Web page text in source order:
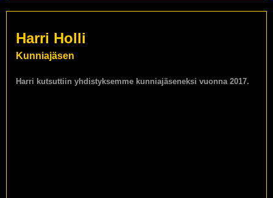
Harri Holli
Kunniajäsen
Harri kutsuttiin yhdistyksemme kunniajäseneksi vuonna 2017.